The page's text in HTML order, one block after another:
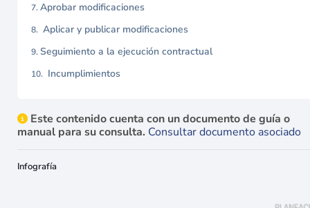
Aprobar modificaciones
Aplicar y publicar modificaciones
Seguimiento a la ejecución contractual
Incumplimientos
Este contenido cuenta con un documento de guía o
manual para su consulta. Consultar documento asociado
Infografía